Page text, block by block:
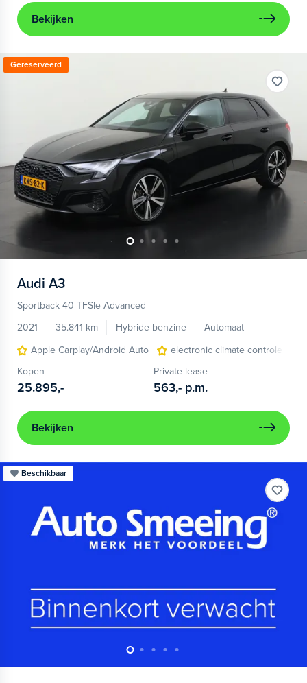
Bekijken
Gereserveerd
Audi A3
Sportback 40 TFSIe Advanced
2021
35.841 km Hybride benzine
Automaat
Apple Carplay/Android Auto
electronic climate controle
Kopen
25.895,-
Private lease
563,- p.m.
Bekijken
Beschikbaar